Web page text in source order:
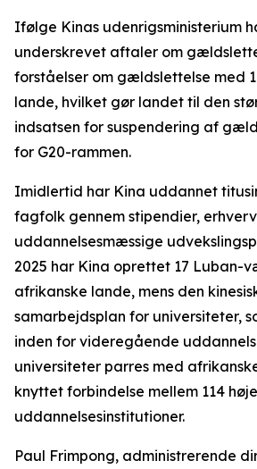
Ifølge Kinas udenrigsministerium
underskrevet aftaler om
forståelser om gældslettelse med
lande, hvilket gør landet til den
indsatsen for suspendering af
for G20-rammen.
Imidlertid har Kina uddannet
fagfolk gennem stipendier,
uddannelsesmæssige
2025 har Kina oprettet 17 Luban-
afrikanske lande, mens den
samarbejdsplan for universiteter,
inden for videregående
universiteter parres med
knyttet forbindelse mellem 114
uddannelsesinstitutioner.
Paul Frimpong, administrerende